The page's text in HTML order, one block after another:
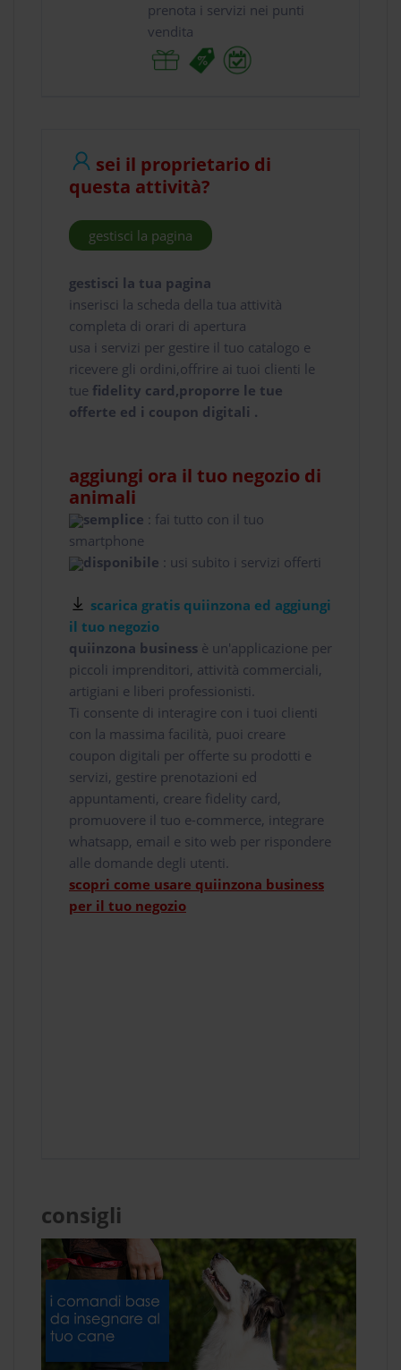
prenota i servizi nei punti
vendita
sei il proprietario di
questa attività?
gestisci la pagina
gestisci la tua pagina
inserisci la scheda della tua attività
completa di orari di apertura
usa i servizi per gestire il tuo catalogo e
ricevere gli ordini,offrire ai tuoi clienti le
tue fidelity card,proporre le tue
offerte ed i coupon digitali .
aggiungi ora il tuo negozio di
animali
semplice : fai tutto con il tuo
smartphone
disponibile : usi subito i servizi offerti
scarica gratis quiinzona ed aggiungi
il tuo negozio
quiinzona business è un'applicazione per
piccoli imprenditori, attività commerciali,
artigiani e liberi professionisti.
Ti consente di interagire con i tuoi clienti
con la massima facilità, puoi creare
coupon digitali per offerte su prodotti e
servizi, gestire prenotazioni ed
appuntamenti, creare fidelity card,
promuovere il tuo e-commerce, integrare
whatsapp, email e sito web per rispondere
alle domande degli utenti.
scopri come usare quiinzona business
per il tuo negozio
consigli